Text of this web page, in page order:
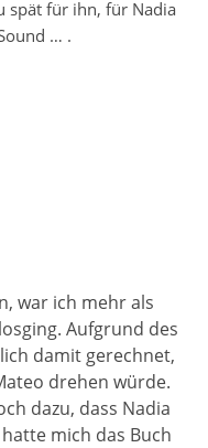
spät für ihn, für Nadia
… .
war ich mehr als
Aufgrund des
damit gerechnet,
drehen würde.
dazu, dass Nadia
mich das Buch